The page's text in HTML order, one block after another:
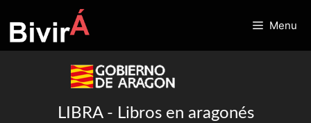
to
content
Menu
LIBRA - Libros en aragonés